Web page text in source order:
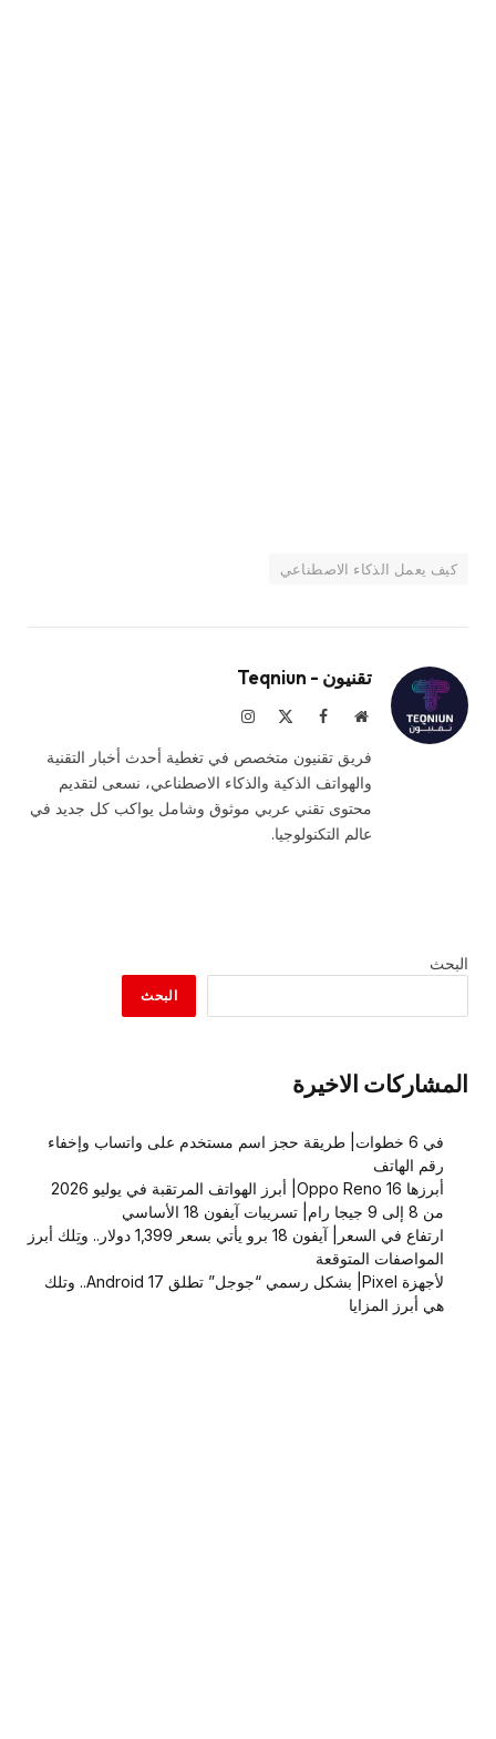
كيف يعمل الذكاء الاصطناعي
تقنيون - Teqniun
موقعفيسبوك الانستغرام
فريق تقنيون متخصص في تغطية أحدث أخبار التقنية
والهواتف الذكية والذكاء الاصطناعي، نسعى لتقديم
محتوى تقني عربي موثوق وشامل يواكب كل جديد في
عالم التكنولوجيا.
البحث
البحث
المشاركات الاخيرة
في 6 خطوات| طريقة حجز اسم مستخدم على واتساب وإخفاء
رقم الهاتف
أبرزها Oppo Reno 16| أبرز الهواتف المرتقبة في يوليو 2026
من 8 إلى 9 جيجا رام| تسريبات آيفون 18 الأساسي
ارتفاع في السعر| آيفون 18 برو يأتي بسعر 1,399 دولار.. وتِلك أبرز
المواصفات المتوقعة
لأجهزة Pixel| بشكل رسمي “جوجل” تطلق Android 17.. وتلك
هي أبرز المزايا